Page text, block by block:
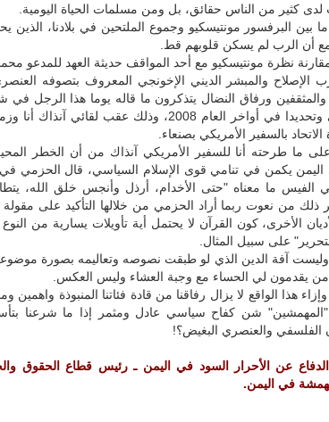
لدى كثير من الناس حقائق، بل ومن مسلمات الحياة اليومية.
بين البرفسور مونتيسكيو وجموع الملتحين في بلادنا، الذين
أن الرب لم يسكن قلوبهم قط.
نظرة مونتيسكيو مع أحد المواقف حديثة العهد للمدعو
والمبشر الديني الإخونجي المعروف بتصوفه
والمثقفين ورفاق النضال يتذكرون ما قاله يوما هذا الرجل
وسائل الإعلام الإلكتروني وتحديدا في أواخر العام 2008، وذلك عقب
بالسفير الأمريكي بصنعاء.
ما طرحته أنا للسفير الأمريكي آنذاك من أن الخطر
اليمن يكمن في تنامي قوى الإسلام السياسي، قال الحزمي في
الفيس ما معناه "حتى الأخدام، أرذل وأنجس خلق الله،
ذلك من نعوت ربما أراد الحزمي من خلالها التأكيد على مقولة
الأخرى، كون القرآن لا يحتمل أية تأويلات يسارية من
على سبيل المثال.
وليست آفة الدين الذي لو طبقت نصوصه وتعاليمه بصورة
من يقدمون لي الحساء مع وجبة العشاء وليس العكس.
هذا الواقع لا يزال رفاقنا من قادة فئاتنا المنبوذة واهمين
شن كفاح سياسي عادل ومثمر إذا ما شرعنا
والعنصري البغيض؟!
الدفاع عن الأحرار السود في اليمن ـ رئيس قطاع الحقوق
في اليمن.